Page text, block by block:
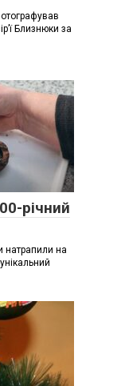
Близнюки за
річний
натрапили на